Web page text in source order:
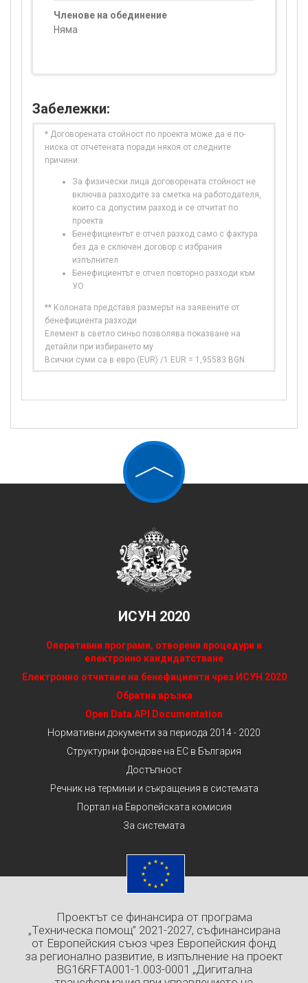
Членове на обединение
Няма
Забележки:
* Договорената стойност по проекта може да е по-
ниска от отчетената поради някоя от следните
причини:
За физически лица договорената стойност не
включва разходите за сметка на работодателя,
които са допустим разход и се отчитат по
проекта
Бенефициентът е отчел разход само с фактура
без да е сключен договор с избрания
изпълнител
Бенефициентът е отчел повторно разходи към
УО
** Колоната представя размерът на заявените от
бенефициента разходи
Елемент в светло синьо позволява показване на
детайли при избирането му
Всички суми са в евро (EUR) /1 EUR = 1,95583 BGN
ИСУН 2020
Оперативни програми, отворени процедури и
електронно кандидатстване
Електронно отчитане на бенефициенти чрез ИСУН 2020
Обратна връзка
Open Data API Documentation
Нормативни документи за периода 2014 - 2020
Структурни фондове на ЕС в България
Достъпност
Речник на термини и съкращения в системата
Портал на Европейската комисия
За системата
Проектът се финансира от програма
„Техническа помощ” 2021-2027, съфинансирана
от Европейския съюз чрез Европейския фонд
за регионално развитие, в изпълнение на проект
BG16RFTA001-1.003-0001 „Дигитална